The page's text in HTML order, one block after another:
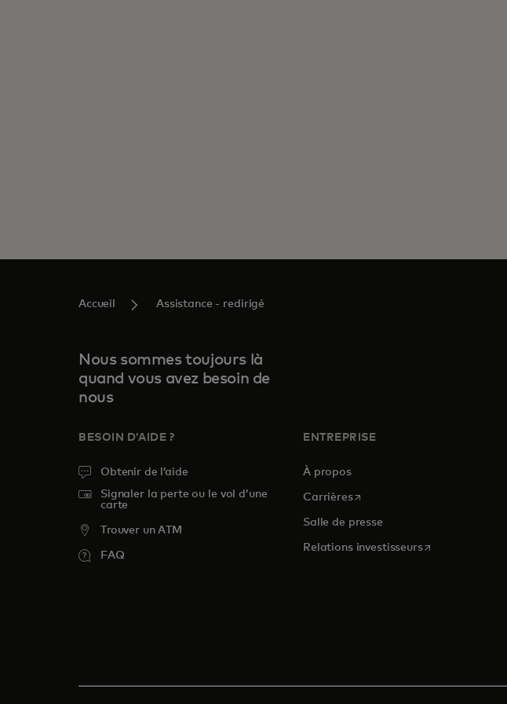
Accueil Assistance - redirigé
Nous sommes toujours là
quand vous avez besoin de
nous
BESOIN D’AIDE ?
Obtenir de l’aide
Signaler la perte ou le vol d’une
carte
Trouver un ATM
FAQ
ENTREPRISE
À propos
Carrièress’ouvre dans un nouvel onglet
Salle de presse
Relations investisseurss’ouvre dans un